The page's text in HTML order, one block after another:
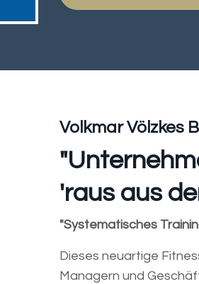
Volkmar Völzkes
'raus aus
"Systematisches
Dieses neuartige
Managern und